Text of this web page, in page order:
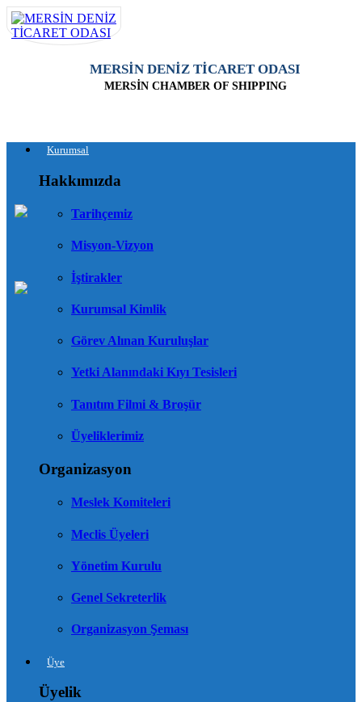
MERSİN DENİZ TİCARET ODASI
MERSİN CHAMBER OF SHIPPING
Kurumsal
Hakkımızda
Tarihçemiz
Misyon-Vizyon
İştirakler
Kurumsal Kimlik
Görev Alınan Kuruluşlar
Yetki Alanındaki Kıyı Tesisleri
Tanıtım Filmi & Broşür
Üyeliklerimiz
Organizasyon
Meslek Komiteleri
Meclis Üyeleri
Yönetim Kurulu
Genel Sekreterlik
Organizasyon Şeması
Üye
Üyelik